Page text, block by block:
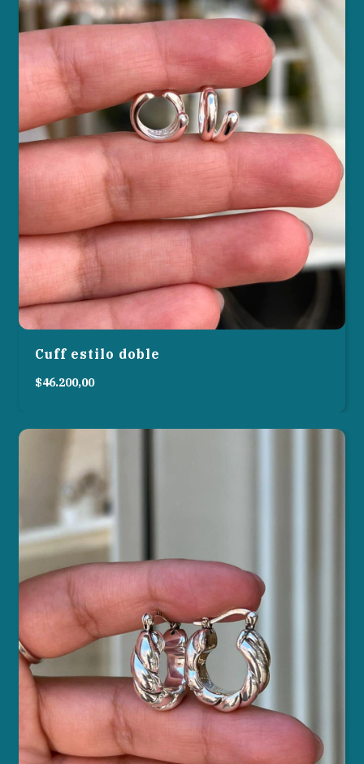
Cuff estilo doble
$46.200,00